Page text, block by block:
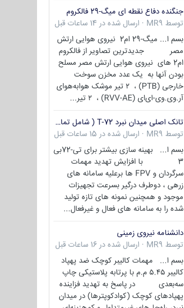
جنگنده دفاع نقطه ای میگ-29 فالکروم
توسط MR9
· ارسال شده در 14 ساعات قبل
بسم ا... میگ-29 ام2 نیروی هوایی ارتش
مصر جدیدترین تصاویر از فالکروم
ام2 های نیروی هوایی ارتش مصر مسلح
بودن آنها به یک عدد مخزن سوخت
خارجی (PTB) ، ۲ تیر موشک هوابه‌هوای
آر.وی.وی-ای‌ای (RVV-AE) ، ۲ تیر...
تانک اصلی میدان نبرد T-72 ( شامل تمامی گونه ها )
توسط MR9
· ارسال شده در 15 ساعات قبل
بسم ا... بهینه سازی بیشتر برای تی-72بی
3 با افزایش تهدید مهمات
سرگردان و FPV ها برعلیه سامانه های
زرهی ، دوطرف درگیر بسرعت تجهیزات
موجود و همچنین نمونه های تازه تولید
شده را به سامانه های فعال و غیرفعال...
دانشنامه نیروی زمینی
توسط MR9
· ارسال شده در 16 ساعات قبل
بسم ا... مهمات کالیبر کوچک ضد پهپاد
کالیبر ۵.۴۵ م.م با پرتابه پلاستیکی چاپ
سه‌بعدی در پاسخ به تهدید فزاینده
پهپادهای کوچک (کوادکوپترها) در میدان